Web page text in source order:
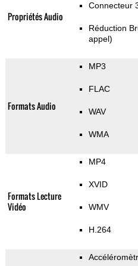
Propriétés Audio
Connecteur
Réduction
appel)
Formats Audio
MP3
FLAC
WAV
WMA
Formats Lecture
Vidéo
MP4
XVID
WMV
H.264